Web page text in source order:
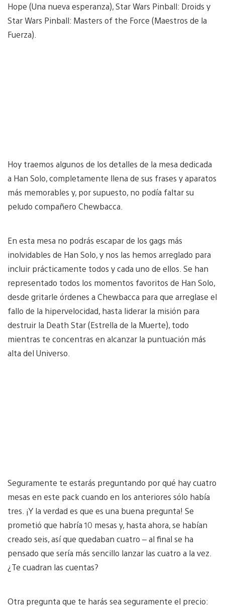
Hope (Una nueva esperanza), Star Wars Pinball: Droids y
Star Wars Pinball: Masters of the Force (Maestros de la
Fuerza).
Hoy traemos algunos de los detalles de la mesa dedicada
a Han Solo, completamente llena de sus frases y aparatos
más memorables y, por supuesto, no podía faltar su
peludo compañero Chewbacca.
En esta mesa no podrás escapar de los gags más
inolvidables de Han Solo, y nos las hemos arreglado para
incluir prácticamente todos y cada uno de ellos. Se han
representado todos los momentos favoritos de Han Solo,
desde gritarle órdenes a Chewbacca para que arreglase el
fallo de la hipervelocidad, hasta liderar la misión para
destruir la Death Star (Estrella de la Muerte), todo
mientras te concentras en alcanzar la puntuación más
alta del Universo.
Seguramente te estarás preguntando por qué hay cuatro
mesas en este pack cuando en los anteriores sólo había
tres. ¡Y la verdad es que es una buena pregunta! Se
prometió que habría 10 mesas y, hasta ahora, se habían
creado seis, así que quedaban cuatro – al final se ha
pensado que sería más sencillo lanzar las cuatro a la vez.
¿Te cuadran las cuentas?
Otra pregunta que te harás sea seguramente el precio: